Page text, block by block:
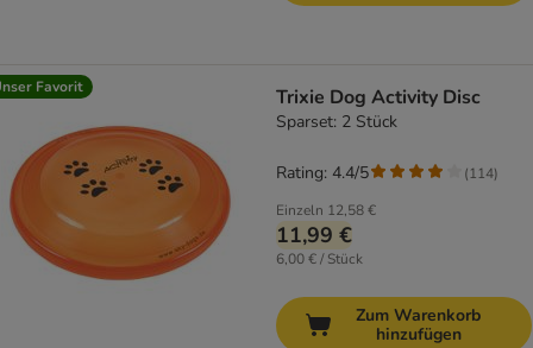
Favorit Trixie Dog Activity Disc
Sparset: 2 Stück
Einzeln 12,58 €
11,99 €
6,00 € / Stück
Rating: 4.4/5 (114)
Zum Warenkorb
hinzufügen